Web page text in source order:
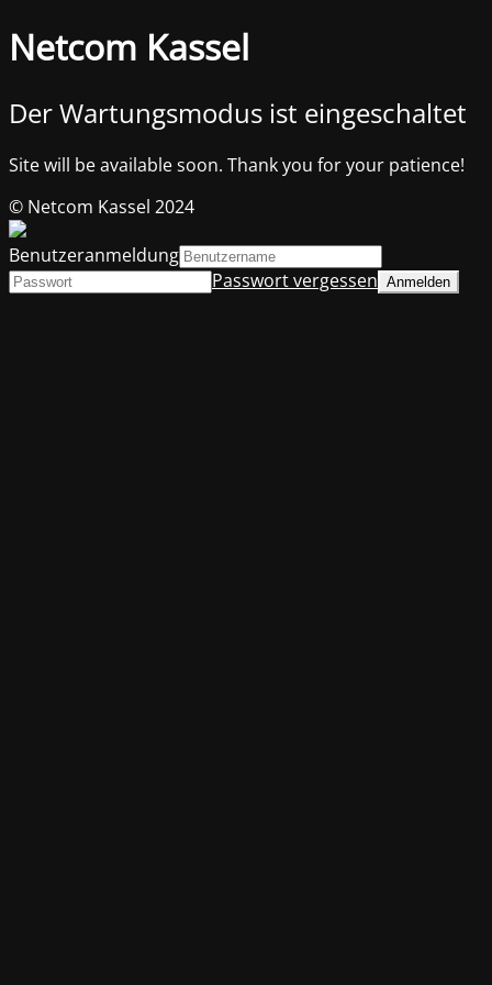
Netcom Kassel
Der Wartungsmodus ist eingeschaltet
Site will be available soon. Thank you for your patience!
© Netcom Kassel 2024
Benutzeranmeldung
Passwort vergessen